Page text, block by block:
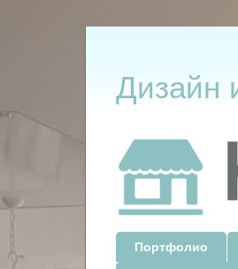
Дизайн
Портфолио